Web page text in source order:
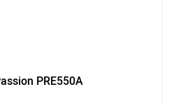
PRE550A